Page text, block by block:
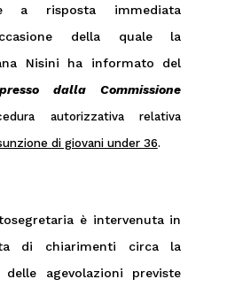
a risposta immediata
della quale la
Nisini ha informato del
dallaCommissione
autorizzativa relativa
di giovani under 36.
è intervenuta in
di chiarimenti circa la
delle agevolazioni previste